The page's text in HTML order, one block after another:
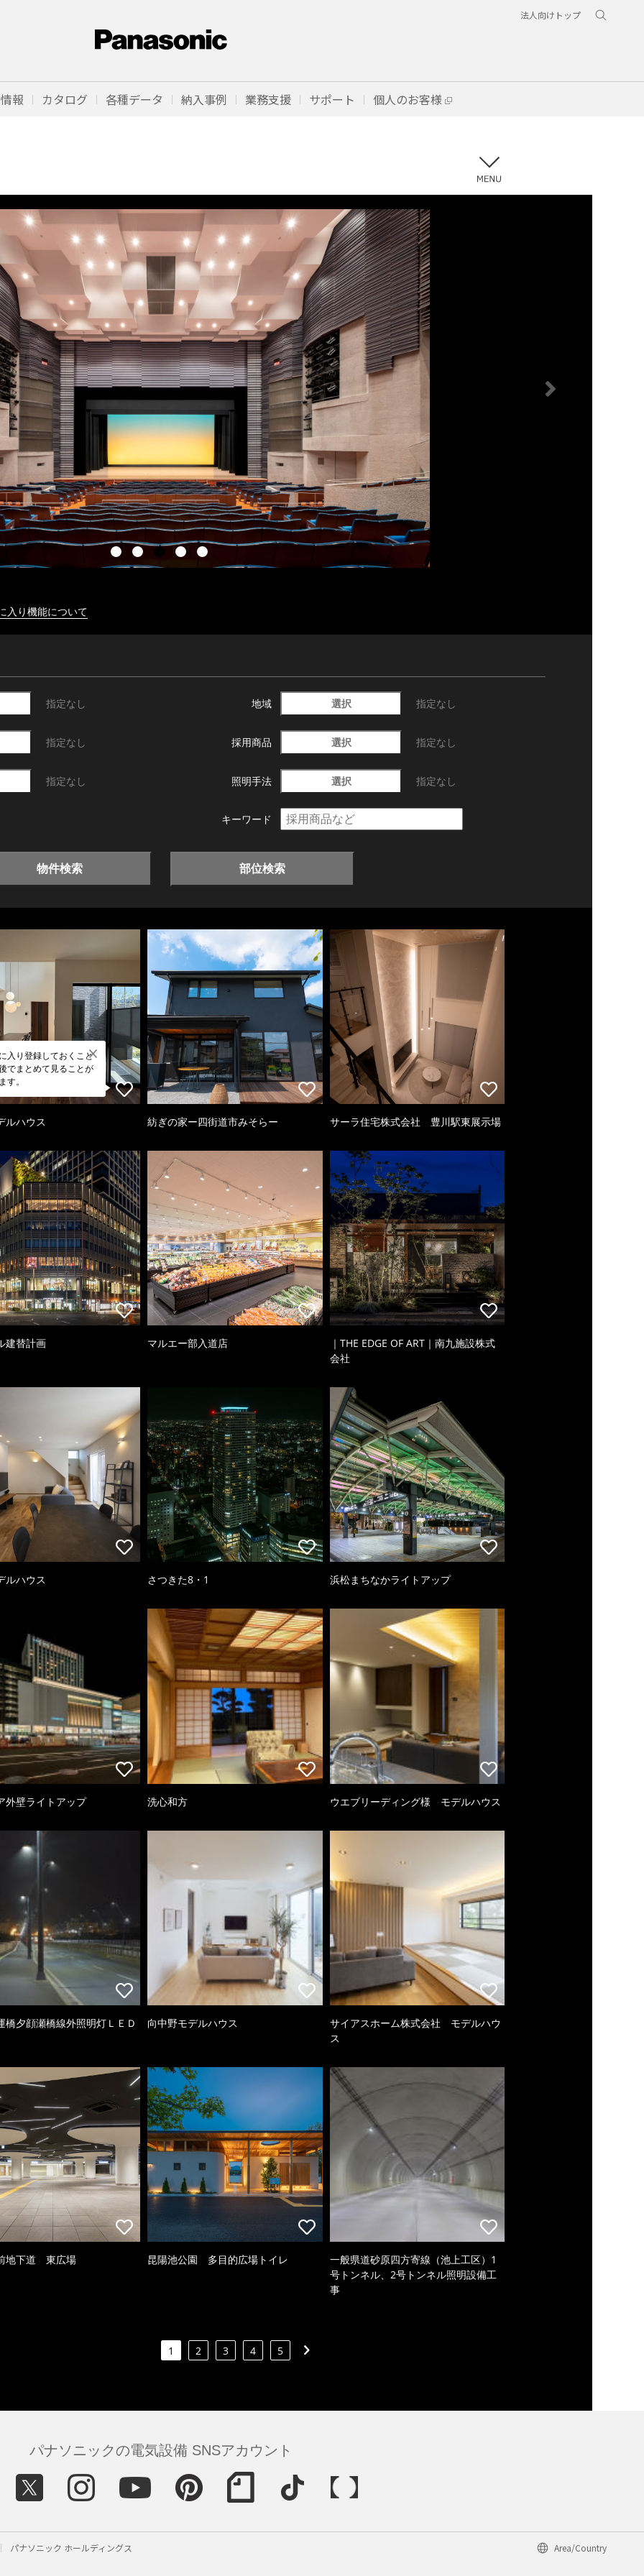
法人向けトップ
報 カタログ 各種データ 納入事例 業務支援 サポート 個人のお客様
入り機能について
指定なし 地域 選択 指定なし
指定なし 採用商品 選択 指定なし
指定なし 照明手法 選択 指定なし
キーワード
物件検索 部位検索
入り登録しておくこと
でまとめて見ることが
す。
ルハウス 紡ぎの家ー四街道市みそらー サーラ住宅株式会社 豊川駅東展示場
建替計画 マルエー部入道店
｜THE EDGE OF ART｜南九施設株式
会社
ルハウス さつきた8・1 浜松まちなかライトアップ
外壁ライトアップ 洗心和方 ウエブリーディング様 モデルハウス
橋夕顔瀬橋線外照明灯ＬＥＤ 向中野モデルハウス
サイアスホーム株式会社 モデルハウ
ス
地下道 東広場 昆陽池公園 多目的広場トイレ
一般県道砂原四方寄線（池上工区）1
号トンネル、2号トンネル照明設備工
事
1 2 3 4 5
パナソニックの電気設備 SNSアカウント
パナソニック ホールディングス Area/Country